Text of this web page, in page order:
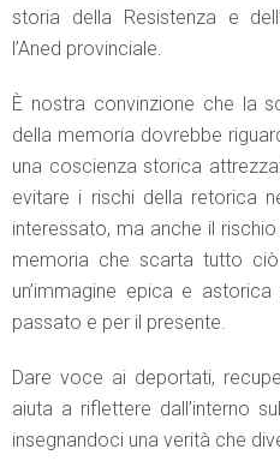
storia della Resistenza e
l’Aned provinciale.
È nostra convinzione che la
della memoria dovrebbe
una coscienza storica
evitare i rischi della retorica
interessato, ma anche il rischio
memoria che scarta tutto
un’immagine epica e
passato e per il presente.
Dare voce ai deportati,
aiuta a riflettere dall’interno
insegnandoci una verità che